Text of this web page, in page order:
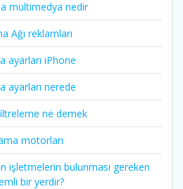
multimedya nedir
Ağı reklamları
ayarları iPhone
ayarları nerede
ne demek
motorları
işletmelerin bulunması gereken
bir yerdir?